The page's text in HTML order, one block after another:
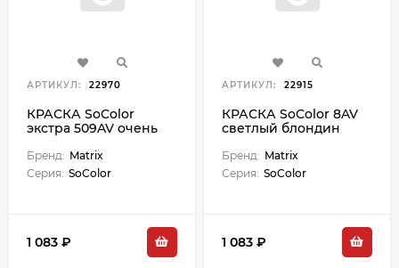
АРТИКУЛ: 22970
КРАСКА SoColor
экстра 509AV очень
пепельно-
перламутровый - 90
мл М
Бренд: Matrix
Серия: SoColor
1 083 ₽
АРТИКУЛ: 22915
КРАСКА SoColor 8AV
светлый блондин
перламутровый - 90
мл М
Бренд: Matrix
Серия: SoColor
1 083 ₽